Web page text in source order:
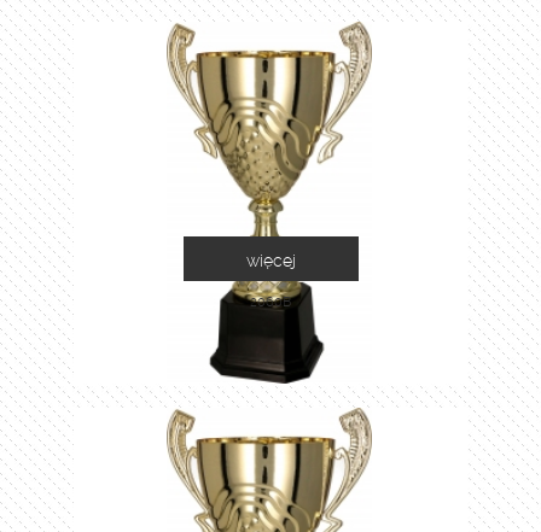
2060B
więcej